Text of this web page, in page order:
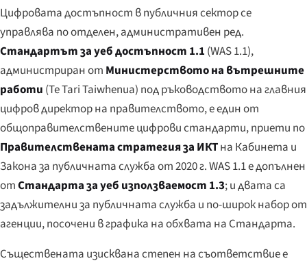
Цифровата достъпност в публичния сектор се
управлява по отделен, административен ред.
Стандартът за уеб достъпност 1.1 (WAS 1.1),
администриран от Министерството на вътрешните
работи (Te Tari Taiwhenua) под ръководството на главния
цифров директор на правителството, е един от
общоправителствените цифрови стандарти, приети по
Правителствената стратегия за ИКТна Кабинета и
Закона за публичната служба от 2020 г. WAS 1.1 е допълнен
отСтандарта за уеб използваемост 1.3; и двата са
задължителни за публичната служба и по-широк набор от
агенции, посочени в графика на обхвата на Стандарта.
Съществената изисквана степен на съответствие е